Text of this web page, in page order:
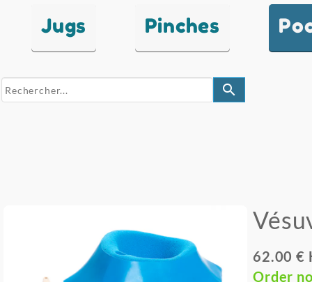
Jugs Pinches
search
62.00 €
Order